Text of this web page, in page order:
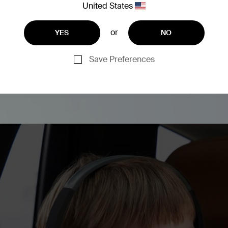
United States
YES or NO
Save Preferences
、易於配對，即使是年幼
間聆聽時的聽力健康。